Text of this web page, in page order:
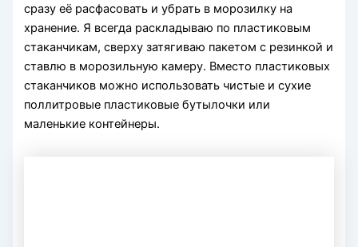
сразу её расфасовать и убрать в морозилку на
хранение. Я всегда раскладываю по пластиковым
стаканчикам, сверху затягиваю пакетом с резинкой и
ставлю в морозильную камеру. Вместо пластиковых
стаканчиков можно использовать чистые и сухие
поллитровые пластиковые бутылочки или
маленькие контейнеры.